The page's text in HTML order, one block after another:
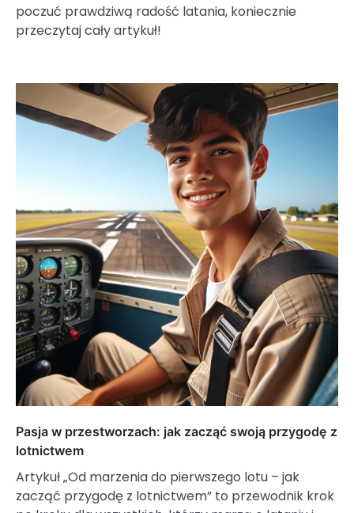
poczuć prawdziwą radość latania, koniecznie
przeczytaj cały artykuł!
Pasja w przestworzach: jak zacząć swoją przygodę z
lotnictwem
Artykuł „Od marzenia do pierwszego lotu – jak
zacząć przygodę z lotnictwem” to przewodnik krok